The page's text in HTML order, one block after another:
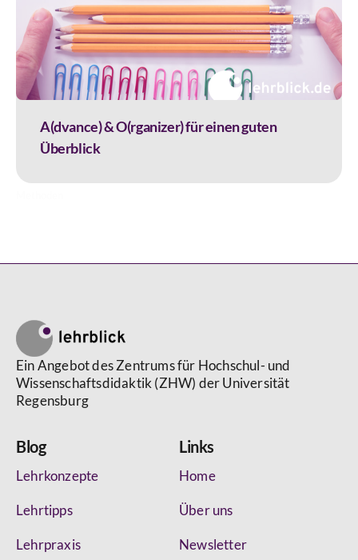
A(dvance) & O(rganizer) für einen guten
Überblick
Ein Angebot des Zentrums für Hochschul- und
Wissenschaftsdidaktik (ZHW) der Universität
Regensburg
Blog
Lehrkonzepte
Lehrtipps
Lehrpraxis
Links
Home
Über uns
Newsletter